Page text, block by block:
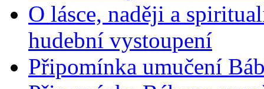
O lásce, naději a
hudební vystoupení
Připomínka umučení